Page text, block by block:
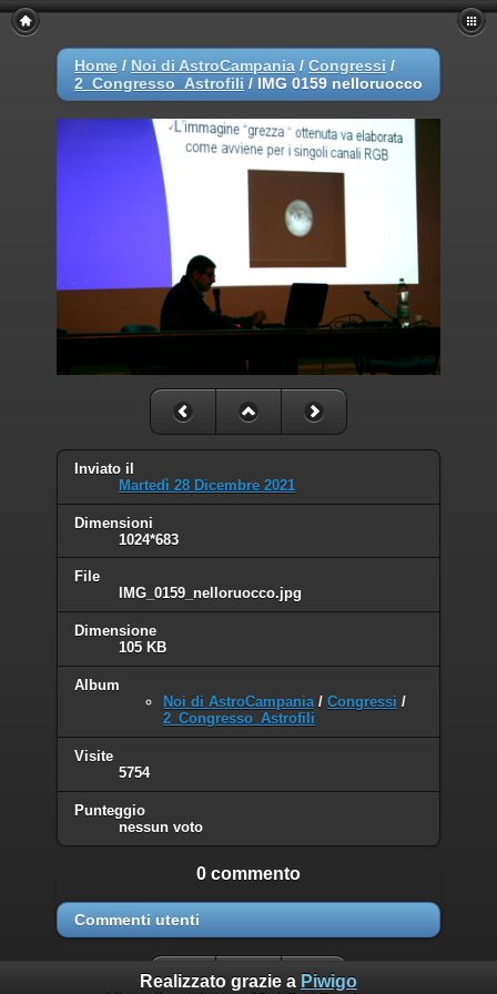
Home / Noi di AstroCampania / Congressi /
2_Congresso_Astrofili / IMG 0159 nelloruocco
Inviato il
Martedì 28 Dicembre 2021
Dimensioni
1024*683
File
IMG_0159_nelloruocco.jpg
Dimensione
105 KB
Album
Noi di AstroCampania/ Congressi /
2_Congresso_Astrofili
Visite
5754
Punteggio
nessun voto
0 commento
Commenti utenti
Realizzato grazie a Piwigo